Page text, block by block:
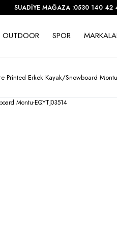
SUADİYE MAĞAZA :0530 140
OUTDOOR SPOR
Printed Erkek Kayak/Snowboard